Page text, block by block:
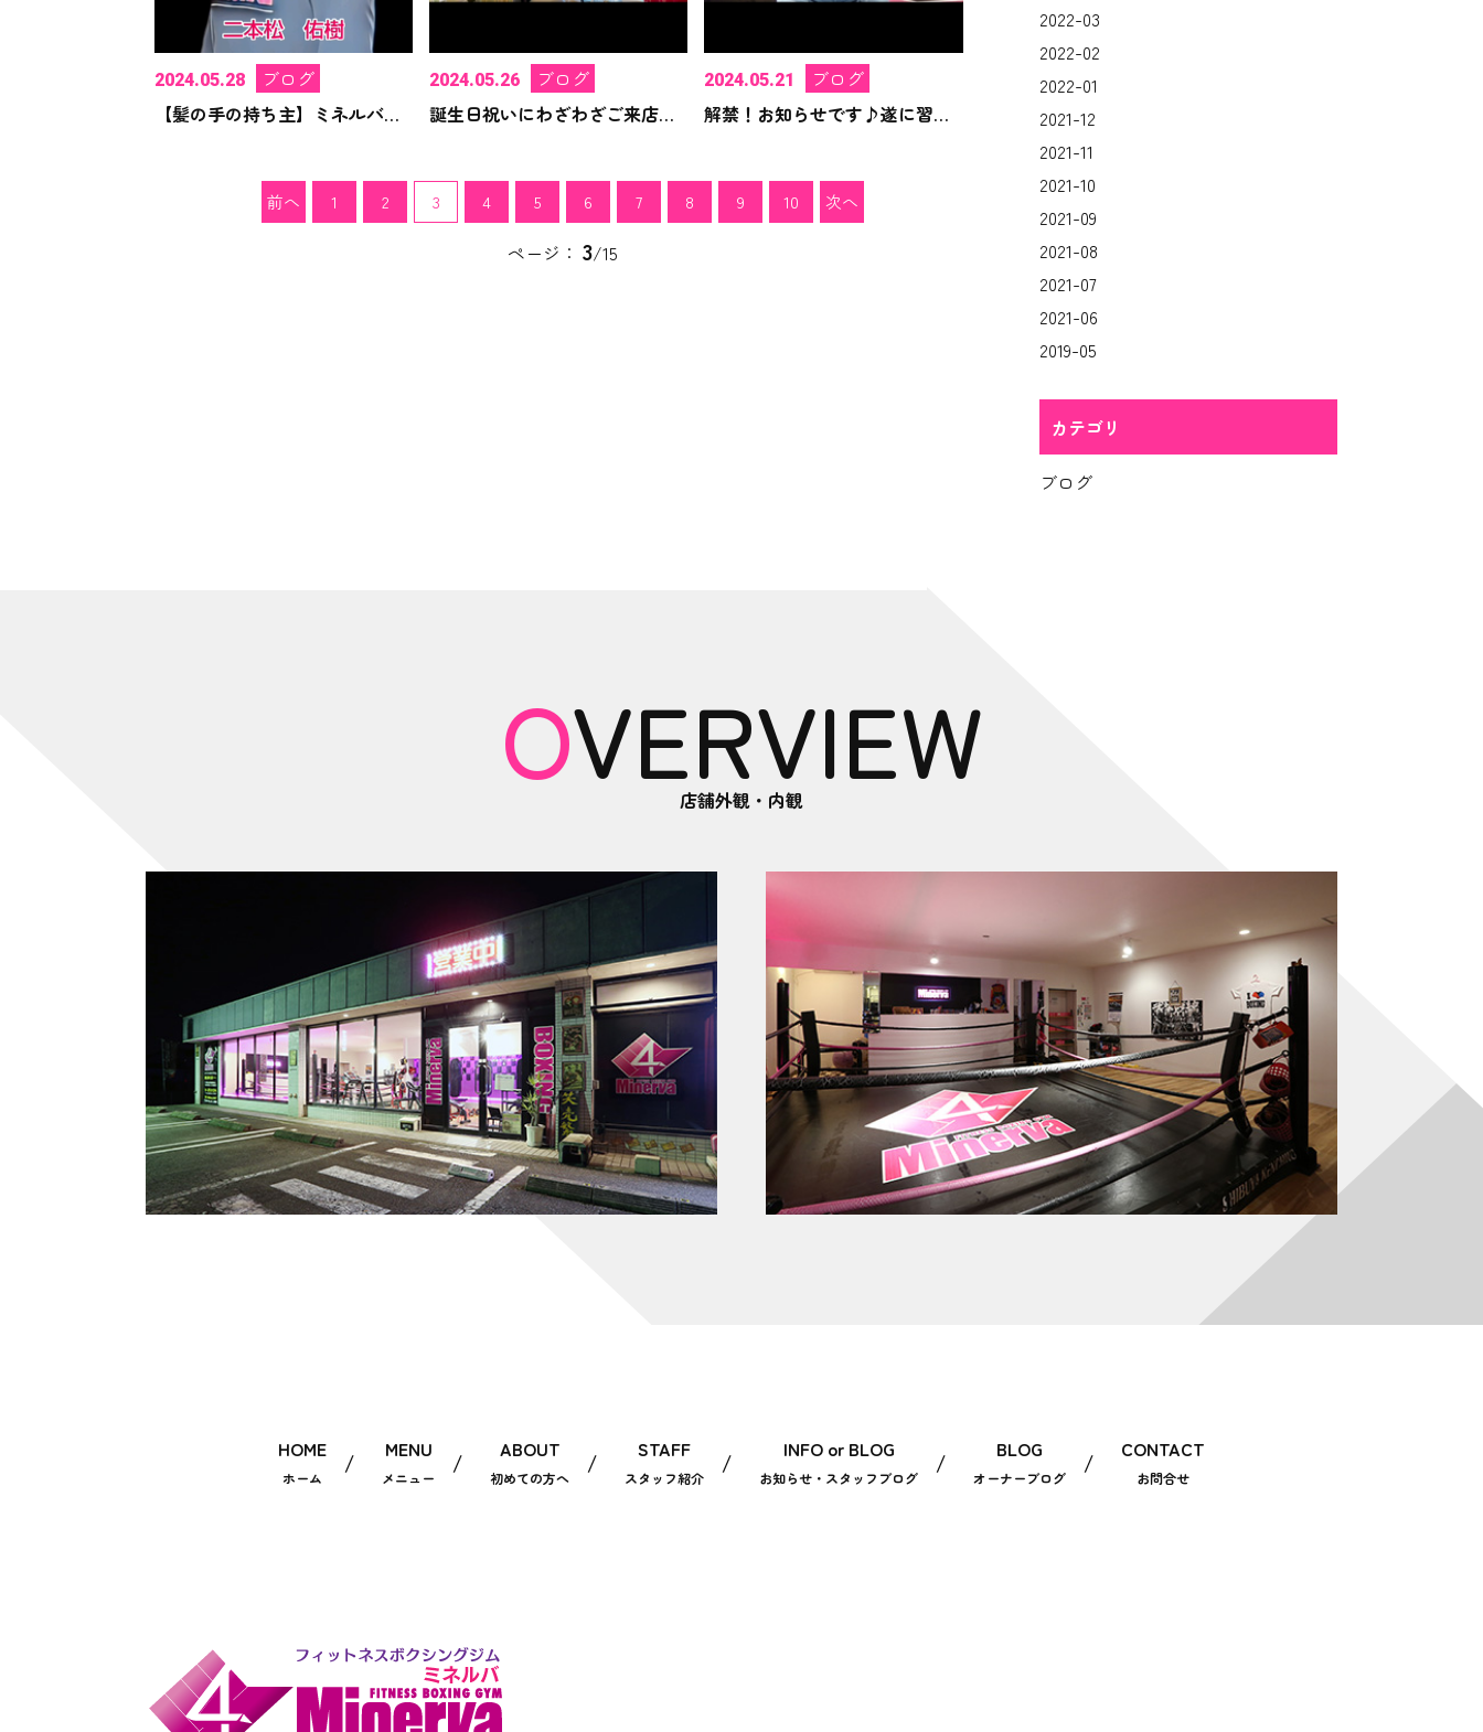
2024.05.28
ブログ
【髪の手の持ち主】ミネルバジムスタッフ紹介！
2024.05.26
ブログ
誕生日祝いにわざわざご来店頂いて（号泣）
2024.05.21
ブログ
解禁！お知らせです♪遂に習得したので♪
前へ 1 2 3 4 5 6 7 8 9 10 次へ
ページ： 3/15
2022-03
2022-02
2022-01
2021-12
2021-11
2021-10
2021-09
2021-08
2021-07
2021-06
2019-05
カテゴリ
ブログ
OVERVIEW
店舗外観・内観
HOME
ホーム
MENU
メニュー
ABOUT
初めての方へ
STAFF
スタッフ紹介
INFO or BLOG
お知らせ・スタッフブログ
BLOG
オーナーブログ
CONTACT
お問合せ